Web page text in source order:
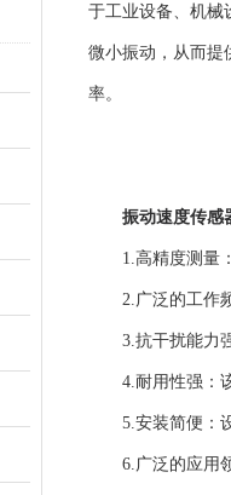
于工业设备、机械
微小振动，从而提
率。
振动速度传感
1.高精度测量：
2.广泛的工作频
3.抗干扰能力强
4.耐用性强：该
5.安装简便：设
6.广泛的应用领